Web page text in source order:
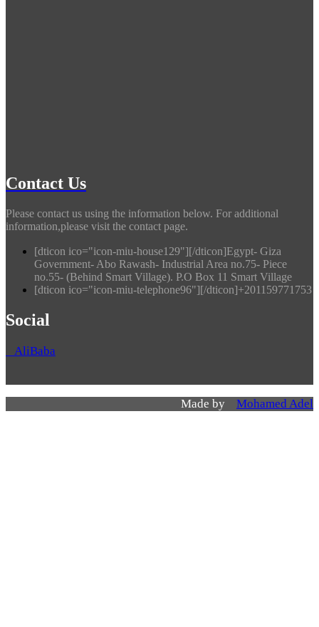
Contact Us
Please contact us using the information below. For additional
information,please visit the contact page.
[dticon ico="icon-miu-house129"][/dticon]Egypt- Giza
Government- Abo Rawash- Industrial Area no.75- Piece
no.55- (Behind Smart Village). P.O Box 11 Smart Village
[dticon ico="icon-miu-telephone96"][/dticon]+201159771753
Social
AliBaba
Made by Mohamed Adel